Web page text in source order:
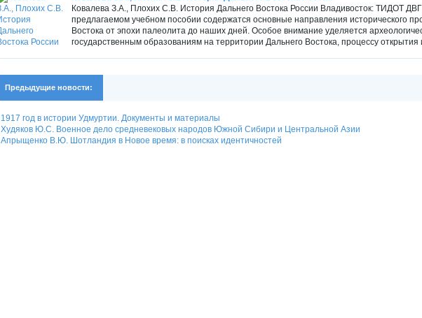
Ковалева З.А., Плохих С.В. История Дальнего Востока России Владивосток: ТИДОТ
предлагаемом учебном пособии содержатся основные направления исторического
Востока от эпохи палеолита до наших дней. Особое внимание уделяется
государственным образованиям на территории Дальнего Востока, процессу открытия
Предыдущие новости:
1917 год в истории Удмуртии. Документы и материалы
Худяков Ю.С. Военное дело средневековых народов Южной Сибири и Центральной Азии
Апрыщенко В.Ю. Шотландия в Новое время: в поисках идентичностей